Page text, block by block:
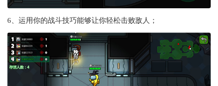
6、运用你的战斗技巧能够让你轻松击败敌人；